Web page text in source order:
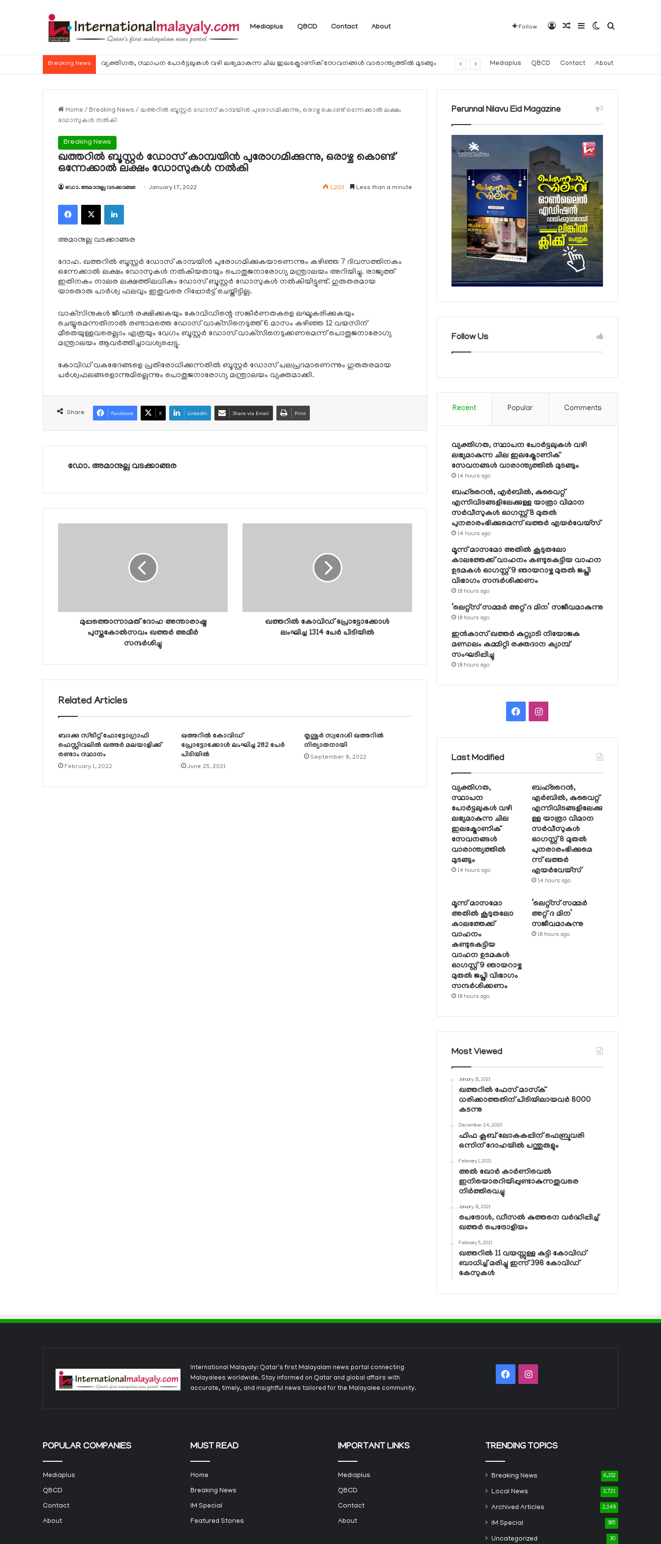
Mediaplus QBCD Contact About Follow Log InRandom Article
SidebarSwitch skin
Search for
Breaking News വ്യക്തിഗത, സ്ഥാപന പോര്‍ട്ടലുകള്‍ വഴി ലഭ്യമാകുന്ന ചില ഇലക്ട്രോണിക് സേവനങ്ങള്‍ വാരാന്ത്യത്തില്‍ മുടങ്ങും Mediaplus QBCD Contact About
Home / Breaking News / ഖത്തറില്‍ ബൂസ്റ്റര്‍ ഡോസ് കാമ്പയിന്‍ പുരോഗമിക്കുന്നു, ഒരാഴ്ച കൊണ്ട് ഒന്നേക്കാല്‍ ലക്ഷം
ഡോസുകള്‍ നല്‍കി
Breaking News
ഖത്തറില്‍ ബൂസ്റ്റര്‍ ഡോസ് കാമ്പയിന്‍ പുരോഗമിക്കുന്നു, ഒരാഴ്ച കൊണ്ട്
ഒന്നേക്കാല്‍ ലക്ഷം ഡോസുകള്‍ നല്‍കി
ഡോ. അമാനുല്ല വടക്കാങ്ങര January 17, 2022 1,203 Less than a minute
Facebook
X LinkedIn
അമാനുല്ല വടക്കാങ്ങര
ദോഹ. ഖത്തറില്‍ ബൂസ്റ്റര്‍ ഡോസ് കാമ്പയിന്‍ പുരോഗമിക്കുകയാണെന്നും കഴിഞ്ഞ 7 ദിവസത്തിനകം
ഒന്നേക്കാല്‍ ലക്ഷം ഡോസുകള്‍ നല്‍കിയതായും പൊതുജനാരോഗ്യ മന്ത്രാലയം അറിയിച്ചു. രാജ്യത്ത്
ഇതിനകം നാലര ലക്ഷത്തിലധികം ഡോസ് ബൂസ്റ്റര്‍ ഡോസുകള്‍ നല്‍കിയിട്ടുണ്ട്. ഗുരുതരമായ
യാതൊരു പാര്‍ശ്വ ഫലവും ഇതുവരെ റിപ്പോര്‍ട്ട് ചെയ്തിട്ടില്ല.
വാക്‌സിനുകള്‍ ജീവന്‍ രക്ഷിക്കുകയും കോവിഡിന്റെ സങ്കീര്‍ണതകളെ ലഘൂകരിക്കുകയും
ചെയ്യുമെന്നതിനാല്‍ രണ്ടാമത്തെ ഡോസ് വാക്‌സിനെടുത്ത് 6 മാസം കഴിഞ്ഞ 12 വയസിന്
മീതെയുള്ളവരെല്ലാം എത്രയും വേഗം ബൂസ്റ്റര്‍ ഡോസ് വാക്‌സിനെടുക്കണമെന്ന് പൊതുജനാരോഗ്യ
മന്ത്രാലയം ആവര്‍ത്തിച്ചാവശ്യപ്പെട്ടു.
കോവിഡ് വകഭേദങ്ങളെ പ്രതിരോധിക്കുന്നതില്‍ ബൂസ്റ്റര്‍ ഡോസ് പലപ്രദമാണെന്നും ഗുരുതരമായ
പര്‍ശ്വഫലങ്ങളൊന്നുമില്ലെന്നും പൊതുജനാരോഗ്യ മന്ത്രാലയം വ്യക്തമാക്കി.
Share Facebook X LinkedIn Share via Email Print
ഡോ. അമാനുല്ല വടക്കാങ്ങര
മുപ്പത്തൊന്നാമത് ദോഹ അന്താരാഷ്ട്ര
പുസ്തകോല്‍സവം ഖത്തര്‍ അമീര്‍
സന്ദര്‍ശിച്ചു
ഖത്തറില്‍ കോവിഡ് പ്രോട്ടോക്കോള്‍
ലംഘിച്ച 1314 പേര്‍ പിടിയില്‍
Related Articles
ബാക്കു സ്ട്രീറ്റ് ഫോട്ടോഗ്രാഫി
ഫെസ്റ്റിവലില്‍ ഖത്തര്‍ മലയാളിക്ക്
രണ്ടാം സ്ഥാനം
February 1, 2022
ഖത്തറില്‍ കോവിഡ്
പ്രോട്ടോക്കോള്‍ ലംഘിച്ച 282 പേര്‍
പിടിയില്‍
June 25, 2021
തൃശൂര്‍ സ്വദേശി ഖത്തറില്‍
നിര്യാതനായി
September 8, 2022
Perunnal Nilavu Eid Magazine
Follow Us
Recent Popular Comments
വ്യക്തിഗത, സ്ഥാപന പോര്‍ട്ടലുകള്‍ വഴി
ലഭ്യമാകുന്ന ചില ഇലക്ട്രോണിക്
സേവനങ്ങള്‍ വാരാന്ത്യത്തില്‍ മുടങ്ങും
14 hours ago
ബഹ്റൈന്‍, എര്‍ബില്‍, കുവൈറ്റ്
എന്നിവിടങ്ങളിലേക്കുള്ള യാത്രാ വിമാന
സര്‍വീസുകള്‍ ഓഗസ്റ്റ് 8 മുതല്‍
പുനരാരംഭിക്കുമെന്ന് ഖത്തര്‍ എയര്‍വേയ്സ്
14 hours ago
മൂന്ന് മാസമോ അതില്‍ കൂടുതലോ
കാലത്തേക്ക് വാഹനം കണ്ടുകെട്ടിയ വാഹന
ഉടമകള്‍ ഓഗസ്റ്റ് 9 ഞായറാഴ്ച മുതല്‍ ജപ്തി
വിഭാഗം സന്ദര്‍ശിക്കണം
18 hours ago
‘ലെറ്റ്‌സ് സമ്മര്‍ അറ്റ് ദ മിന’ സജീവമാകുന്നു
18 hours ago
ഇന്‍കാസ് ഖത്തര്‍ കുറ്റ്യാടി നിയോജക
മണ്ഡലം കമ്മിറ്റി രക്തദാന ക്യാമ്പ്
സംഘടിപ്പിച്ചു
18 hours ago
FacebookInstagram
Last Modified
വ്യക്തിഗത,
സ്ഥാപന
പോര്‍ട്ടലുകള്‍ വഴി
ലഭ്യമാകുന്ന ചില
ഇലക്ട്രോണിക്
സേവനങ്ങള്‍
വാരാന്ത്യത്തില്‍
മുടങ്ങും
14 hours ago
ബഹ്റൈന്‍,
എര്‍ബില്‍, കുവൈറ്റ്
എന്നിവിടങ്ങളിലേക്കു
ള്ള യാത്രാ വിമാന
സര്‍വീസുകള്‍
ഓഗസ്റ്റ് 8 മുതല്‍
പുനരാരംഭിക്കുമെ
ന്ന് ഖത്തര്‍
എയര്‍വേയ്സ്
14 hours ago
മൂന്ന് മാസമോ
അതില്‍ കൂടുതലോ
കാലത്തേക്ക്
വാഹനം
കണ്ടുകെട്ടിയ
വാഹന ഉടമകള്‍
ഓഗസ്റ്റ് 9 ഞായറാഴ്ച
മുതല്‍ ജപ്തി വിഭാഗം
സന്ദര്‍ശിക്കണം
18 hours ago
‘ലെറ്റ്‌സ് സമ്മര്‍
അറ്റ് ദ മിന’
സജീവമാകുന്നു
18 hours ago
Most Viewed
January 31, 2021
ഖത്തറില്‍ ഫേസ് മാസ്‌ക്
ധരിക്കാത്തതിന് പിടിയിലായവര്‍ 8000
കടന്നു
December 24, 2020
ഫിഫ ക്ലബ് ലോകകപ്പിന് ഫെബ്രുവരി
ഒന്നിന് ദോഹയില്‍ പന്തുരുളും
February 1, 2021
അല്‍ ഖോര്‍ കാര്‍ണിവെല്‍
ഇനിയൊരറിയിപ്പുണ്ടാകുന്നതുവരെ
നിര്‍ത്തിവെച്ചു
January 31, 2021
പെട്രോള്‍, ഡീസല്‍ കുത്തനെ വര്‍ദ്ധിപ്പിച്ച്
ഖത്തര്‍ പെട്രോളിയം
February 5, 2021
ഖത്തറില്‍ 11 വയസ്സുള്ള കുട്ടി കോവിഡ്
ബാധിച്ച് മരിച്ചു ഇന്ന് 398 കോവിഡ്
കേസുകള്‍
International Malayaly: Qatar's first Malayalam news portal connecting
Malayalees worldwide. Stay informed on Qatar and global affairs with
accurate, timely, and insightful news tailored for the Malayalee community.
FacebookInstagram
POPULAR COMPANIES
Mediaplus
QBCD
Contact
About
MUST READ
Home
Breaking News
IM Special
Featured Stories
IMPORTANT LINKS
Mediaplus
QBCD
Contact
About
TRENDING TOPICS
Breaking News 6,332
Local News 3,721
Archived Articles 2,149
IM Special 385
Uncategorized 30